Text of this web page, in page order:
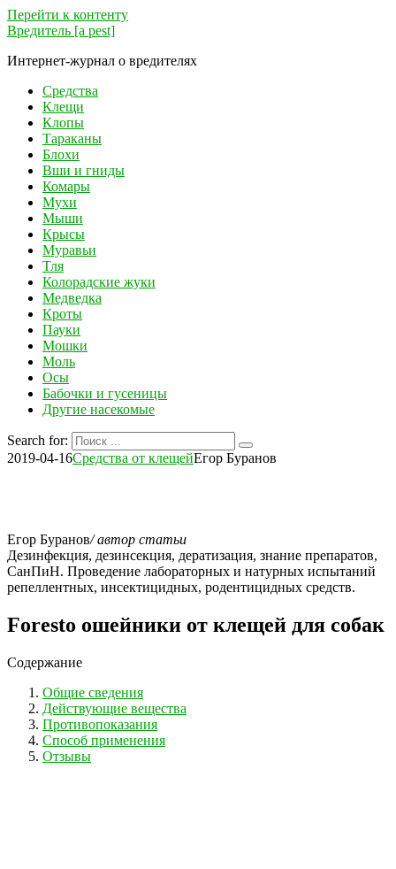
Перейти к контенту
Вредитель [a pest]
Интернет-журнал о вредителях
Средства
Клещи
Клопы
Тараканы
Блохи
Вши и гниды
Комары
Мухи
Мыши
Крысы
Муравьи
Тля
Колорадские жуки
Медведка
Кроты
Пауки
Мошки
Моль
Осы
Бабочки и гусеницы
Другие насекомые
Search for:
2019-04-16Средства от клещейЕгор Буранов
Егор Буранов/ автор статьи
Дезинфекция, дезинсекция, дератизация, знание препаратов,
СанПиН. Проведение лабораторных и натурных испытаний
репеллентных, инсектицидных, родентицидных средств.
Foresto ошейники от клещей для собак
Содержание
Общие сведения
Действующие вещества
Противопоказания
Способ применения
Отзывы